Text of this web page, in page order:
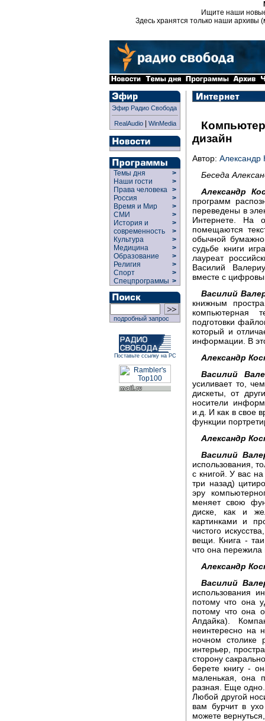
Ищите наши
Здесь хранятся только наши архивы
Эфир Радио Свобода
RealAudio| WinMedia
Темы дня
>
Наши гости
>
Права человека >
Россия
>
Время и Мир
>
СМИ
>
История и
современность
>
>
Культура
>
Медицина
>
Образование
>
Религия
>
Спорт
>
Спецпрограммы >
подробный запрос
Поставьте ссылку на РС
дизайн
Автор: Александр
Беседа
Александр
программ
переведены в
Интернете. На
помещаются
обычной
судьбе книги
лауреат
Василий
вместе с
Василий
книжным
компьютерная
подготовки
который и
информации. В
Александр
Василий
усиливает то,
дискеты, от
носители
и.д. И как в свое
функции
Александр
Василий
использования,
с книгой. У вас
три назад)
эру
меняет свою
диске, как и
картинками и
чистого
вещи. Книга -
что она пережила
Александр
Василий
использования
потому что она
потому что она
Апдайка).
неинтересно на
ночном столике
интерьер,
сторону
берете книгу -
маленькая, она
разная. Еще
Любой другой
вам бурчит в
можете